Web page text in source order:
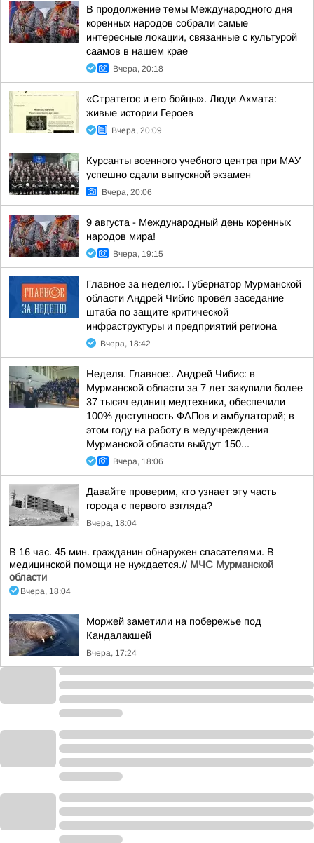
В продолжение темы Международного дня
коренных народов собрали самые
интересные локации, связанные с культурой
саамов в нашем крае
Вчера, 20:18
«Стратегос и его бойцы». Люди Ахмата:
живые истории Героев
Вчера, 20:09
Курсанты военного учебного центра при МАУ
успешно сдали выпускной экзамен
Вчера, 20:06
9 августа - Международный день коренных
народов мира!
Вчера, 19:15
Главное за неделю:. Губернатор Мурманской
области Андрей Чибис провёл заседание
штаба по защите критической
инфраструктуры и предприятий региона
Вчера, 18:42
Неделя. Главное:. Андрей Чибис: в
Мурманской области за 7 лет закупили более
37 тысяч единиц медтехники, обеспечили
100% доступность ФАПов и амбулаторий; в
этом году на работу в медучреждения
Мурманской области выйдут 150...
Вчера, 18:06
Давайте проверим, кто узнает эту часть
города с первого взгляда?
Вчера, 18:04
В 16 час. 45 мин. гражданин обнаружен спасателями. В
медицинской помощи не нуждается.// МЧС Мурманской
области
Вчера, 18:04
Моржей заметили на побережье под
Кандалакшей
Вчера, 17:24